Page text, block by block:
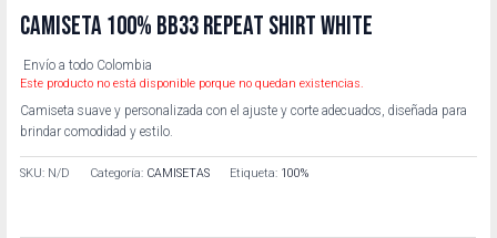
CAMISETA 100% BB33 REPEAT SHIRT WHITE
Envío a todo Colombia
Este producto no está disponible porque no quedan existencias.
Camiseta suave y personalizada con el ajuste y corte adecuados, diseñada para
brindar comodidad y estilo.
SKU: N/D Categoría: CAMISETAS Etiqueta: 100%